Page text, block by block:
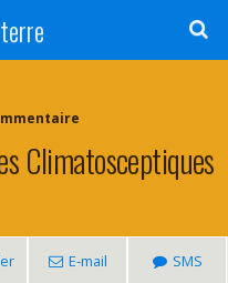
Climatosceptiques
E-mail SMS